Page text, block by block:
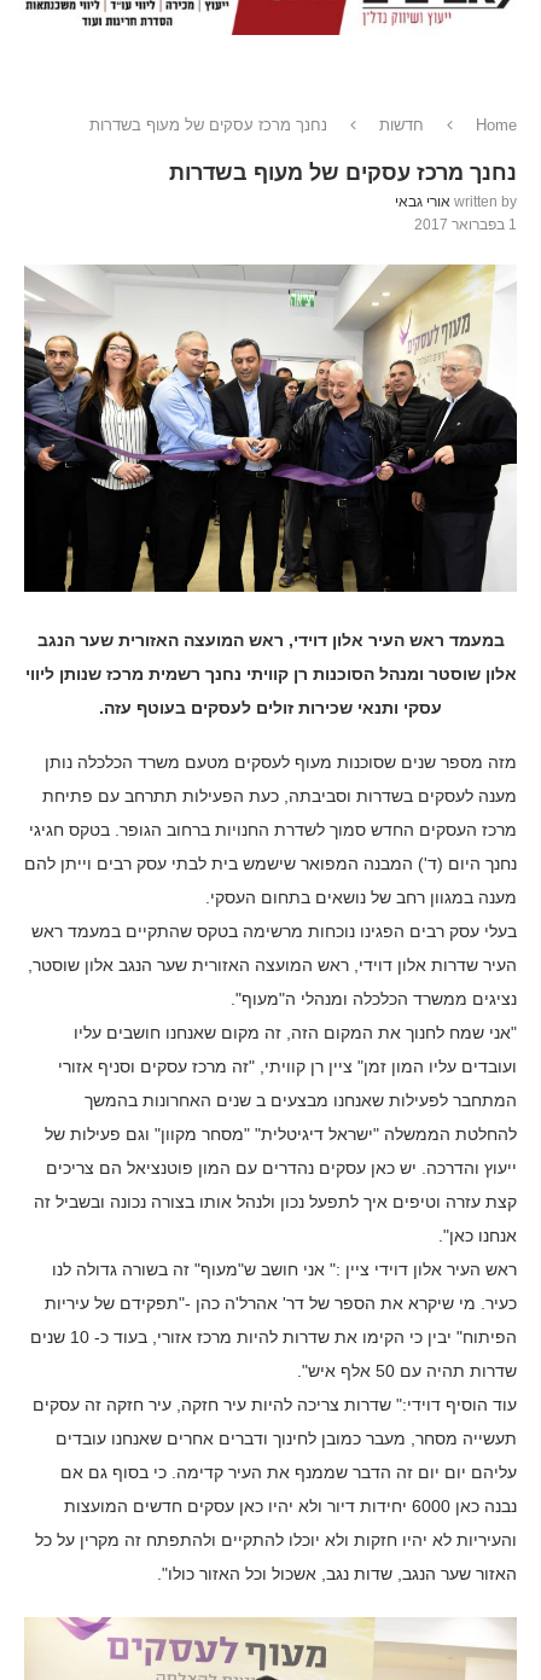
Home חדשות נחנך מרכז עסקים של מעוף בשדרות
נחנך מרכז עסקים של מעוף בשדרות
written by אורי גבאי
1 בפברואר 2017
במעמד ראש העיר אלון דוידי, ראש המועצה האזורית שער הנגב
אלון שוסטר ומנהל הסוכנות רן קוויתי נחנך רשמית מרכז שנותן ליווי
עסקי ותנאי שכירות זולים לעסקים בעוטף עזה.
מזה מספר שנים שסוכנות מעוף לעסקים מטעם משרד הכלכלה נותן
מענה לעסקים בשדרות וסביבתה, כעת הפעילות תתרחב עם פתיחת
מרכז העסקים החדש סמוך לשדרת החנויות ברחוב הגופר. בטקס חגיגי
נחנך היום (ד') המבנה המפואר שישמש בית לבתי עסק רבים וייתן להם
מענה במגוון רחב של נושאים בתחום העסקי.
בעלי עסק רבים הפגינו נוכחות מרשימה בטקס שהתקיים במעמד ראש
העיר שדרות אלון דוידי, ראש המועצה האזורית שער הנגב אלון שוסטר,
נציגים ממשרד הכלכלה ומנהלי ה"מעוף".
"אני שמח לחנוך את המקום הזה, זה מקום שאנחנו חושבים עליו
ועובדים עליו המון זמן" ציין רן קוויתי, "זה מרכז עסקים וסניף אזורי
המתחבר לפעילות שאנחנו מבצעים ב שנים האחרונות בהמשך
להחלטת הממשלה "ישראל דיגיטלית" "מסחר מקוון" וגם פעילות של
ייעוץ והדרכה. יש כאן עסקים נהדרים עם המון פוטנציאל הם צריכים
קצת עזרה וטיפים איך לתפעל נכון ולנהל אותו בצורה נכונה ובשביל זה
אנחנו כאן".
ראש העיר אלון דוידי ציין :" אני חושב ש"מעוף" זה בשורה גדולה לנו
כעיר. מי שיקרא את הספר של דר' אהרל'ה כהן -"תפקידם של עיריות
הפיתוח" יבין כי הקימו את שדרות להיות מרכז אזורי, בעוד כ- 10 שנים
שדרות תהיה עם 50 אלף איש".
עוד הוסיף דוידי:" שדרות צריכה להיות עיר חזקה, עיר חזקה זה עסקים
תעשייה מסחר, מעבר כמובן לחינוך ודברים אחרים שאנחנו עובדים
עליהם יום יום זה הדבר שממנף את העיר קדימה. כי בסוף גם אם
נבנה כאן 6000 יחידות דיור ולא יהיו כאן עסקים חדשים המועצות
והעיריות לא יהיו חזקות ולא יוכלו להתקיים ולהתפתח זה מקרין על כל
האזור שער הנגב, שדות נגב, אשכול וכל האזור כולו".